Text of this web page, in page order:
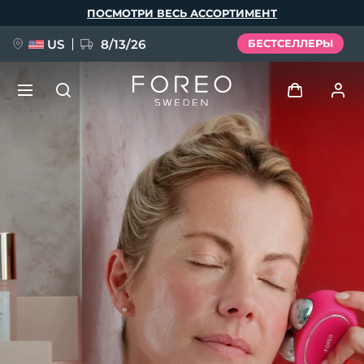
ПОСМОТРИ ВЕСЬ АССОРТИМЕНТ
US 8/13/26 БЕСТСЕЛЛЕРЫ
Профиль пользователя
Мои приборы
Мои заказы
Мои адреса
Мои подписки
FAQ™ Pure Beauty-Tech Elixir
BREAKING NEWS
issa™ Teeth Whitening Set
Deutsch
Español
Italiano
Português
Svenska
Русский
简体中文 繁體中文